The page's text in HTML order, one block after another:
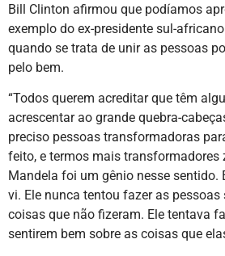
Bill Clinton afirmou que podíamos
exemplo do ex-presidente sul-
quando se trata de unir as pessoas
pelo bem.
“Todos querem acreditar que têm
acrescentar ao grande quebra-
preciso pessoas transformadoras
feito, e termos mais transformadores
Mandela foi um gênio nesse sentido.
vi. Ele nunca tentou fazer as
coisas que não fizeram. Ele tentava
sentirem bem sobre as coisas que